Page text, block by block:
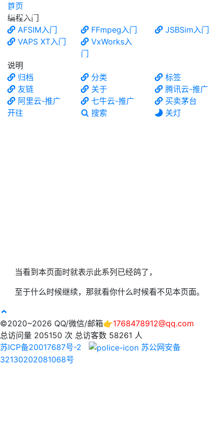
食铁兽
首页
编程入门
AFSIM入门
FFmpeg入门
JSBSim入门
VAPS XT入门
VxWorks入
门
说明
归档
分类
标签
友链
关于
腾讯云-推广
阿里云-推广
七牛云-推广
买卖茅台
开往
搜索 关灯
当看到本页面时就表示此系列已经鸽了，
至于什么时候继续，那就看你什么时候看不见本页面。
©2020~2026 QQ/微信/邮箱👉1768478912@qq.com
总访问量 205150 次 总访客数 58261 人
苏ICP备20017687号-2
苏公网安备
32130202081068号